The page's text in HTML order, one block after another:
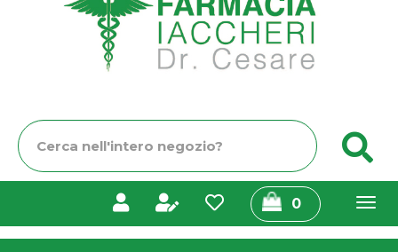
Cerca
Prodotto
0prodotti
inseriti